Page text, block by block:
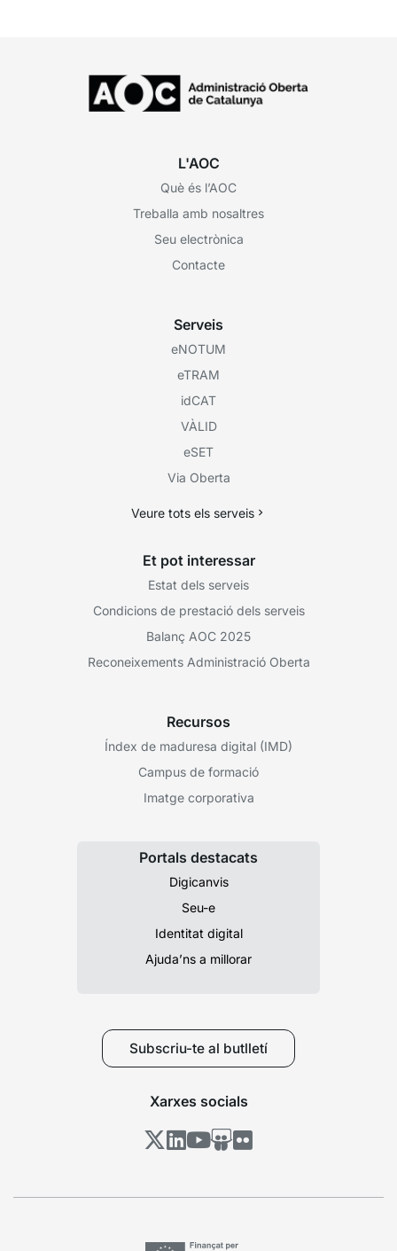
L'AOC
Què és l’AOC
Treballa amb nosaltres
Seu electrònica
Contacte
Serveis
eNOTUM
eTRAM
idCAT
VÀLID
eSET
Via Oberta
Veure tots els serveis
Et pot interessar
Estat dels serveis
Condicions de prestació dels serveis
Balanç AOC 2025
Reconeixements Administració Oberta
Recursos
Índex de maduresa digital (IMD)
Campus de formació
Imatge corporativa
Portals destacats
Digicanvis
Seu-e
Identitat digital
Ajuda’ns a millorar
Subscriu-te al butlletí
Xarxes socials